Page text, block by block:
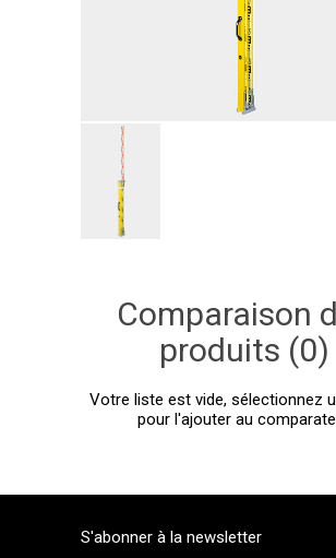
Comparaison
produits (0)
Votre liste est vide, sélectionnez
pour l'ajouter au
S'abonner à la newsletter